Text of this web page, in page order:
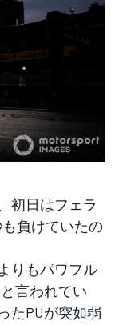
初日はフェラ
負けていたの
りもパワフル
言われてい
たPUが突如弱